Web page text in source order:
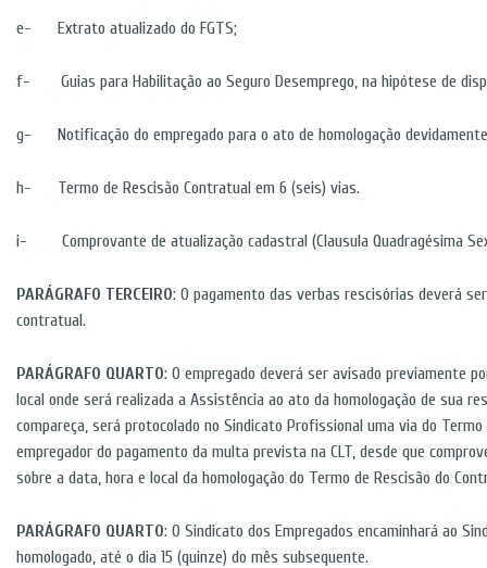
e- Extrato atualizado do FGTS;
f- Guias para Habilitação ao Seguro Desemprego, na hipótese de
g- Notificação do empregado para o ato de homologação
h- Termo de Rescisão Contratual em 6 (seis) vias.
i- Comprovante de atualização cadastral (Clausula Quadragésima
PARÁGRAFO TERCEIRO: O pagamento das verbas rescisórias deverá
contratual.
PARÁGRAFO QUARTO: O empregado deverá ser avisado previamente
local onde será realizada a Assistência ao ato da homologação de sua
compareça, será protocolado no Sindicato Profissional uma via do
empregador do pagamento da multa prevista na CLT, desde que
sobre a data, hora e local da homologação do Termo de Rescisão do
PARÁGRAFO QUARTO: O Sindicato dos Empregados encaminhará ao
homologado, até o dia 15 (quinze) do mês subsequente.